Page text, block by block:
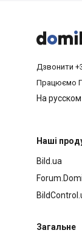
Дзвонити
Працюємо
На русском
Наші
Bild.ua
Загальне